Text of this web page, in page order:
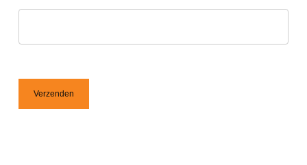
Verzenden